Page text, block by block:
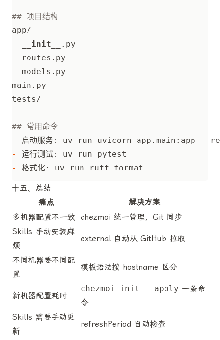
__init__
-
-
-
十五、总结
痛点
解决方案
多机器配置不一致
chezmoi 统一管理，Git 同步
Skills 手动安装麻
烦
external 自动从 GitHub 拉取
不同机器要不同配
置
模板语法按 hostname 区分
新机器配置耗时
chezmoi init --apply 一条命
令
Skills 需要手动更
新
refreshPeriod 自动检查